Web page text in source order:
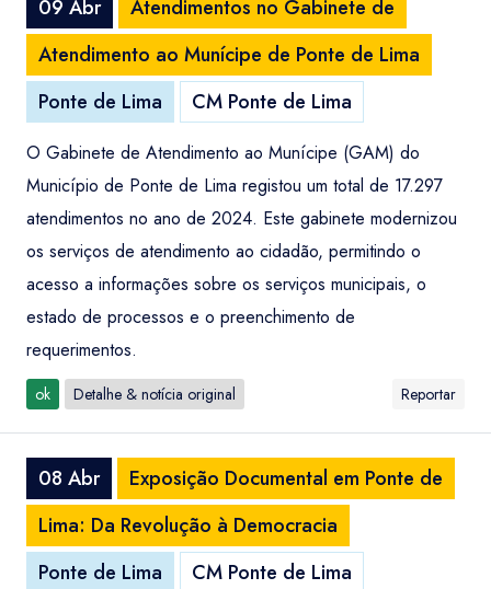
09 Abr
Atendimentos no Gabinete de
Atendimento ao Munícipe de Ponte de Lima
Ponte de Lima
CM Ponte de Lima
O Gabinete de Atendimento ao Munícipe (GAM) do
Município de Ponte de Lima registou um total de 17.297
atendimentos no ano de 2024. Este gabinete modernizou
os serviços de atendimento ao cidadão, permitindo o
acesso a informações sobre os serviços municipais, o
estado de processos e o preenchimento de
requerimentos.
ok Detalhe & notícia original Reportar
08 Abr
Exposição Documental em Ponte de
Lima: Da Revolução à Democracia
Ponte de Lima
CM Ponte de Lima